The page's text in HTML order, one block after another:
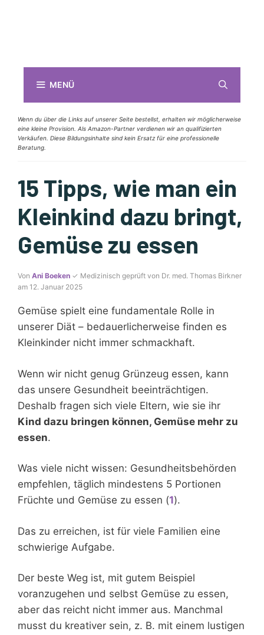
MENÜ
Wenn du über die Links auf unserer Seite bestellst, erhalten wir möglicherweise
eine kleine Provision. Als Amazon-Partner verdienen wir an qualifizierten
Verkäufen. Diese Bildungsinhalte sind kein Ersatz für eine professionelle
Beratung.
15 Tipps, wie man ein
Kleinkind dazu bringt,
Gemüse zu essen
Von Ani Boeken ✓ Medizinisch geprüft von Dr. med. Thomas Birkner
am 12. Januar 2025
Gemüse spielt eine fundamentale Rolle in
unserer Diät – bedauerlicherweise finden es
Kleinkinder nicht immer schmackhaft.
Wenn wir nicht genug Grünzeug essen, kann
das unsere Gesundheit beeinträchtigen.
Deshalb fragen sich viele Eltern, wie sie ihr
Kind dazu bringen können, Gemüse mehr zu
essen.
Was viele nicht wissen: Gesundheitsbehörden
empfehlen, täglich mindestens 5 Portionen
Früchte und Gemüse zu essen (1).
Das zu erreichen, ist für viele Familien eine
schwierige Aufgabe.
Der beste Weg ist, mit gutem Beispiel
voranzugehen und selbst Gemüse zu essen,
aber das reicht nicht immer aus. Manchmal
musst du kreativer sein, z. B. mit einem lustigen